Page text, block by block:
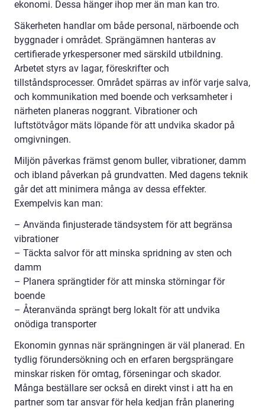
ekonomi. Dessa hänger ihop mer än man kan tro.
Säkerheten handlar om både personal, närboende och
byggnader i området. Sprängämnen hanteras av
certifierade yrkespersoner med särskild utbildning.
Arbetet styrs av lagar, föreskrifter och
tillståndsprocesser. Området spärras av inför varje salva,
och kommunikation med boende och verksamheter i
närheten planeras noggrant. Vibrationer och
luftstötvågor mäts löpande för att undvika skador på
omgivningen.
Miljön påverkas främst genom buller, vibrationer, damm
och ibland påverkan på grundvatten. Med dagens teknik
går det att minimera många av dessa effekter.
Exempelvis kan man:
– Använda finjusterade tändsystem för att begränsa
vibrationer
– Täckta salvor för att minska spridning av sten och
damm
– Planera sprängtider för att minska störningar för
boende
– Återanvända sprängt berg lokalt för att undvika
onödiga transporter
Ekonomin gynnas när sprängningen är väl planerad. En
tydlig förundersökning och en erfaren bergsprängare
minskar risken för omtag, förseningar och skador.
Många beställare ser också en direkt vinst i att ha en
partner som tar ansvar för hela kedjan från planering